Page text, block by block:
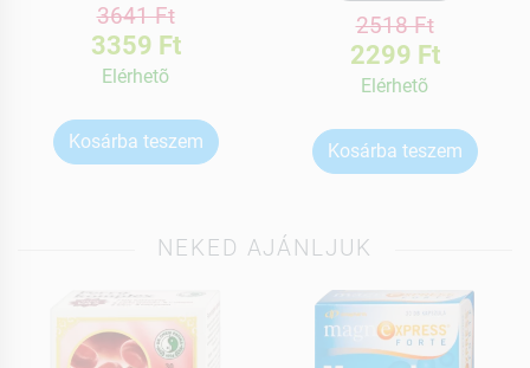
3641 Ft
3359 Ft
Elérhetõ
Kosárba teszem
2518 Ft
2299 Ft
Elérhetõ
Kosárba teszem
NEKED AJÁNLJUK